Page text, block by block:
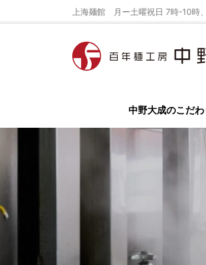
上海麺館 月ー土曜祝日 7時-10時
中野大成のこだわ
独立開業の為の極意を 百年麺工